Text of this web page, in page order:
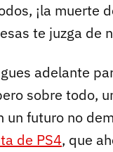
¡la muerte
te juzga de
adelante
sobre todo,
un futuro no
de PS4, que